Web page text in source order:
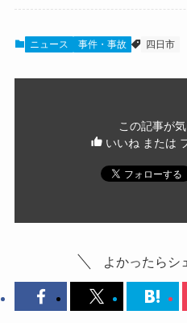
ニュース 事件・事故 四日市
この記事が
いいね または
よかったらシ